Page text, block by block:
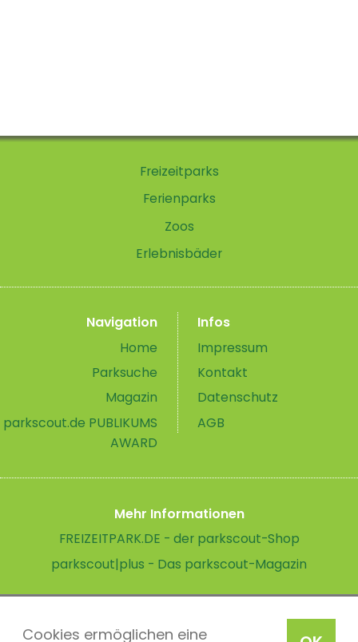
Cookies ermöglichen eine
Freizeitparks
Ferienparks
Zoos
Erlebnisbäder
Navigation
Home
Parksuche
Magazin
parkscout.de PUBLIKUMS
AWARD
Infos
Impressum
Kontakt
Datenschutz
AGB
Mehr Informationen
FREIZEITPARK.DE - der parkscout-Shop
parkscout|plus - Das parkscout-Magazin